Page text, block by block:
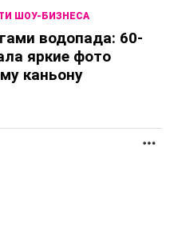
ШОУ-БИЗНЕСА
водопада: 60-
яркие фото
каньону